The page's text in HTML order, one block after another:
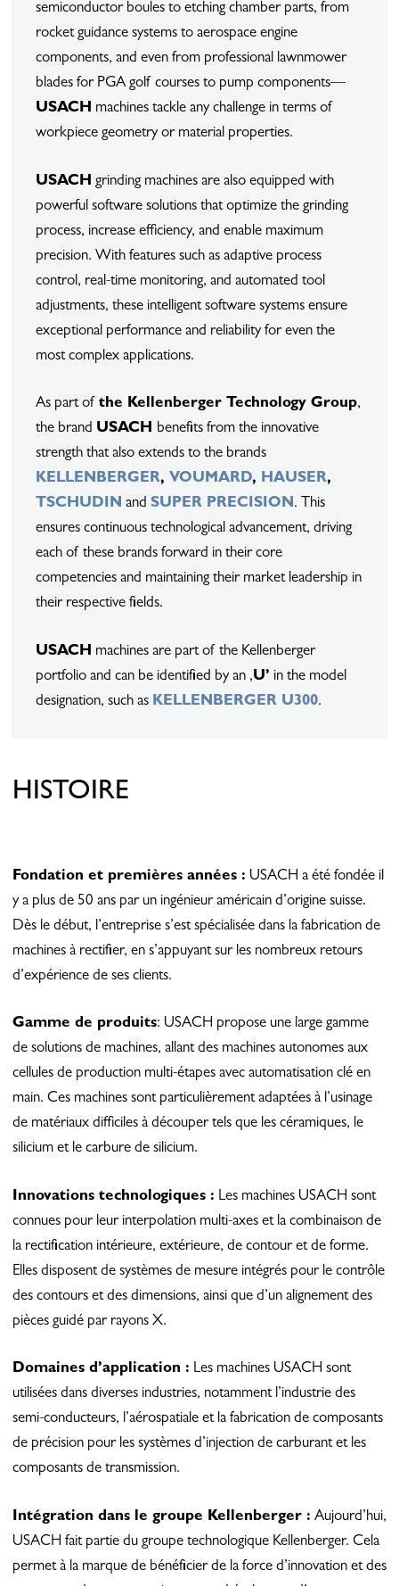
semiconductor boules to etching chamber parts, from
rocket guidance systems to aerospace engine
components, and even from professional lawnmower
blades for PGA golf courses to pump components—
USACH machines tackle any challenge in terms of
workpiece geometry or material properties.
USACH grinding machines are also equipped with
powerful software solutions that optimize the grinding
process, increase efficiency, and enable maximum
precision. With features such as adaptive process
control, real-time monitoring, and automated tool
adjustments, these intelligent software systems ensure
exceptional performance and reliability for even the
most complex applications.
As part ofthe Kellenberger Technology Group,
the brand USACH benefits from the innovative
strength that also extends to the brands
KELLENBERGER, VOUMARD, HAUSER,
TSCHUDIN andSUPER PRECISION. This
ensures continuous technological advancement, driving
each of these brands forward in their core
competencies and maintaining their market leadership in
their respective fields.
USACH machines are part of the Kellenberger
portfolio and can be identified by an ,U’ in the model
designation, such as KELLENBERGER U300.
HISTOIRE
Fondation et premières années : USACH a été fondée il
y a plus de 50 ans par un ingénieur américain d’origine suisse.
Dès le début, l’entreprise s’est spécialisée dans la fabrication de
machines à rectifier, en s’appuyant sur les nombreux retours
d’expérience de ses clients.
Gamme de produits: USACH propose une large gamme
de solutions de machines, allant des machines autonomes aux
cellules de production multi-étapes avec automatisation clé en
main. Ces machines sont particulièrement adaptées à l’usinage
de matériaux difficiles à découper tels que les céramiques, le
silicium et le carbure de silicium.
Innovations technologiques : Les machines USACH sont
connues pour leur interpolation multi-axes et la combinaison de
la rectification intérieure, extérieure, de contour et de forme.
Elles disposent de systèmes de mesure intégrés pour le contrôle
des contours et des dimensions, ainsi que d’un alignement des
pièces guidé par rayons X.
Domaines d’application : Les machines USACH sont
utilisées dans diverses industries, notamment l’industrie des
semi-conducteurs, l’aérospatiale et la fabrication de composants
de précision pour les systèmes d’injection de carburant et les
composants de transmission.
Intégration dans le groupe Kellenberger : Aujourd’hui,
USACH fait partie du groupe technologique Kellenberger. Cela
permet à la marque de bénéficier de la force d’innovation et des